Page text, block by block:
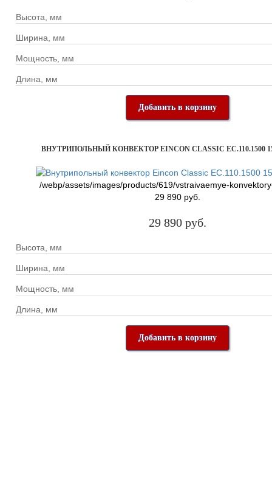
Высота, мм
Ширина, мм
Мощность, мм
Длина, мм
Добавить в корзину
ВНУТРИПОЛЬНЫЙ КОНВЕКТОР EINCON CLASSIC EC.110.1500
/webp/assets/images/products/619/vstraivaemye-
29 890 руб.
29 890 руб.
Высота, мм
Ширина, мм
Мощность, мм
Длина, мм
Добавить в корзину